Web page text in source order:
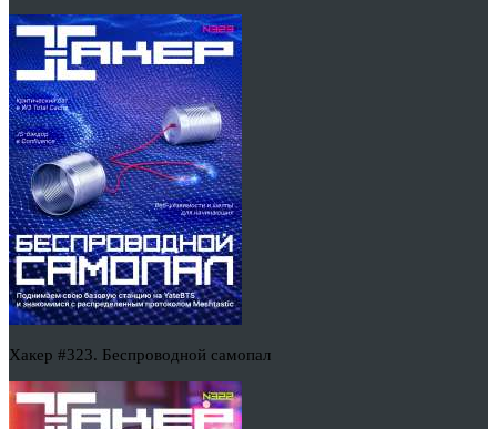
Хакер #323. Беспроводной самопал